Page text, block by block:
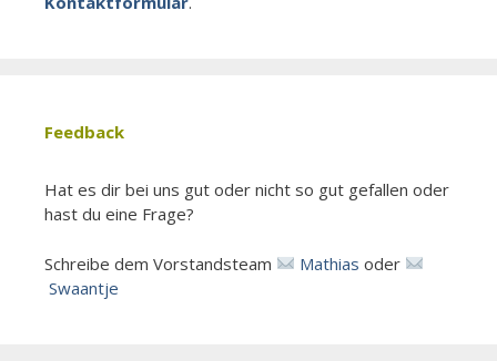
Feedback
Hat es dir bei uns gut oder nicht so gut gefallen oder
hast du eine Frage?
Schreibe dem Vorstandsteam Mathias oder
Swaantje